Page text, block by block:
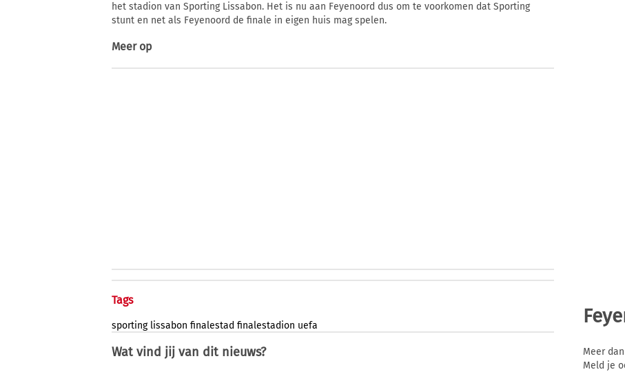
het stadion van Sporting Lissabon. Het is nu aan Feyenoord dus om te voorkomen dat Sporting
stunt en net als Feyenoord de finale in eigen huis mag spelen.
Meer op
Tags
sporting lissabon finalestad finalestadion uefa
Wat vind jij van dit nieuws?
Meer
Meld je